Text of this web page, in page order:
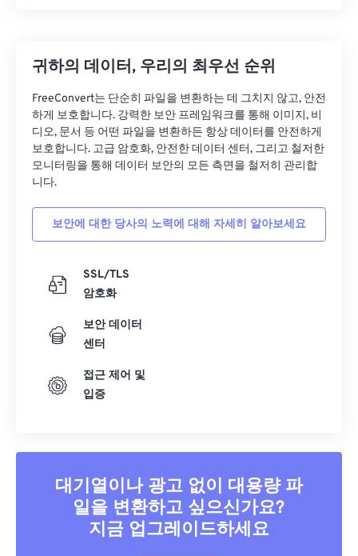
귀하의 데이터, 우리의 최우선 순위
FreeConvert는 단순히 파일을 변환하는 데 그치지 않고, 안전
하게 보호합니다. 강력한 보안 프레임워크를 통해 이미지, 비
디오, 문서 등 어떤 파일을 변환하든 항상 데이터를 안전하게
보호합니다. 고급 암호화, 안전한 데이터 센터, 그리고 철저한
모니터링을 통해 데이터 보안의 모든 측면을 철저히 관리합
니다.
보안에 대한 당사의 노력에 대해 자세히 알아보세요
SSL/TLS
암호화
보안 데이터
센터
접근 제어 및
입증
대기열이나 광고 없이 대용량 파
일을 변환하고 싶으신가요?
지금 업그레이드하세요